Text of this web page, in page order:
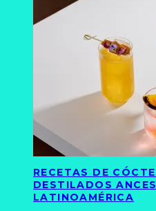
RECETAS DE
DESTILADOS
LATINOAMÉRICA